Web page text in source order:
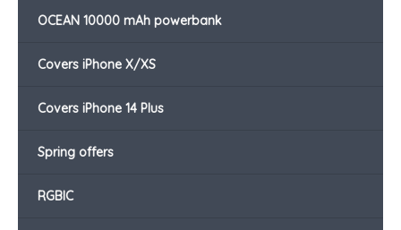
OCEAN 10000 mAh powerbank
Covers iPhone X/XS
Covers iPhone 14 Plus
Spring offers
RGBIC